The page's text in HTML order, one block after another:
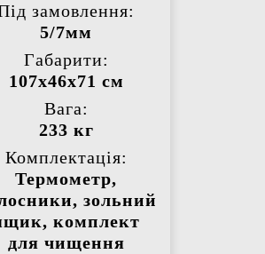
замовлення:
5/7мм
Габарити:
107х46х71 см
Вага:
233 кг
Комплектація:
Термометр,
зольний
комплект
для чищення